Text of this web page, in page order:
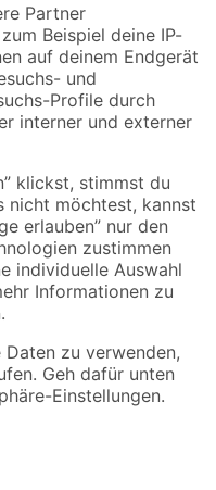
Angebote sind unter
Verfügbarkeiten beziehen
Artikel mit Speditionsversand, hier